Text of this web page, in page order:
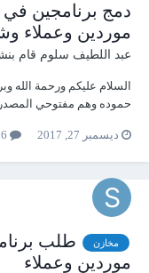
دمج برنامجين
موردين وعملاء
عبد اللطيف سلوم قام
السلام عليكم ورحمة الله
حموده وهم مفتوحي
ديسمبر 27, 2017
مخازن
طلب
موردين وعملاء